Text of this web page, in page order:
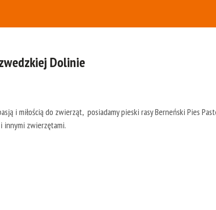
Dolinie
i miłością do zwierząt, posiadamy pieski rasy Berneński Pies
innymi zwierzętami.